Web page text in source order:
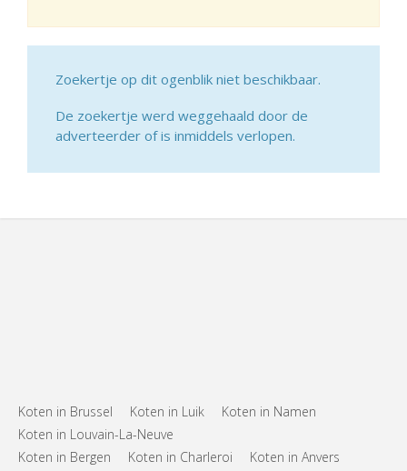
Zoekertje op dit ogenblik niet beschikbaar.
De zoekertje werd weggehaald door de
adverteerder of is inmiddels verlopen.
Koten in Brussel Koten in Luik
Koten in Namen
Koten in Louvain-La-Neuve
Koten in Bergen
Koten in Charleroi
Koten in Anvers